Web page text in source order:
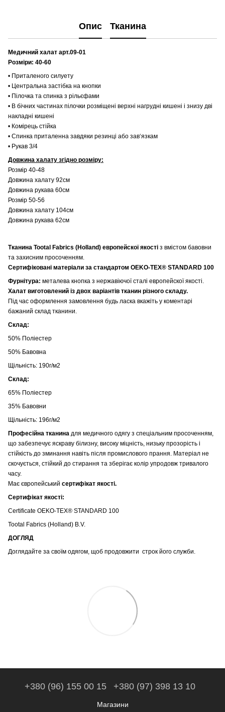
Опис Тканина
Медичний халат арт.09-01
Розміри: 40-60
• Приталеного силуету
• Центральна застібка на кнопки
• Пілочка та спинка з рільєфами
• В бічних частинах пілочки розміщені верхні нагрудні кишені і знизу дві
накладні кишені
• Комірець стійка
• Спинка приталенна завдяки резинці або зав‘язкам
• Рукав 3/4
Довжина халату згідно розміру:
Розмір 40-48
Довжина халату 92см
Довжина рукава 60см
Розмір 50-56
Довжина халату 104см
Довжина рукава 62см
Тканина Tootal Fabrics (Holland) европейскої якості з вмістом бавовни
та захисним просоченням.
Сертифіковані матеріали за стандартом OEKO-TEX® STANDARD 100
Фурнітура: металева кнопка з нержавіючої сталі европейскої якості.
Халат виготовлений із двох варіантів тканин рiзного складу.
Під час оформлення замовлення будь ласка вкажіть у коментарі
бажаний склад тканини.
Склад:
50% Поліестер
50% Бавовна
Щільність: 190г/м2
Склад:
65% Поліестер
35% Бавовни
Щільність: 196г/м2
Професійна тканина для медичного одягу з спеціальним просоченням,
що забезпечує яскраву білизну, високу міцність, низьку прозорість і
стійкість до зминання навіть після промислового прання. Матеріал не
скочується, стійкий до стирання та зберігає колір упродовж тривалого
часу.
Має європейський сертифікат якості.
Сертифікат якості:
Certificate OEKO-TEX® STANDARD 100
Tootal Fabrics (Holland) B.V.
ДОГЛЯД
Доглядайте за своїм одягом, щоб продовжити строк його служби.
+380 (96) 155 00 15 +380 (97) 398 13 10
Магазини